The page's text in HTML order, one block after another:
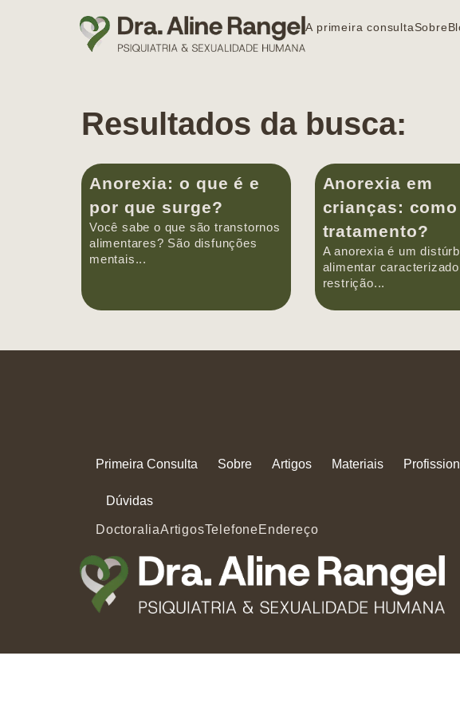
A primeira consultaSobre
Resultados da busca:
Anorexia: o que é e
por que surge?
Você sabe o que são transtornos
alimentares? São disfunções
mentais...
Anorexia em
crianças: como
tratamento?
A anorexia é um
alimentar
restrição...
Primeira Consulta Sobre Artigos Materiais
Dúvidas
DoctoraliaArtigosTelefoneEndereço